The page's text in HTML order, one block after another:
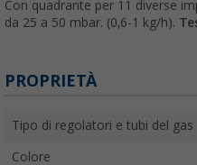
Con quadrante per 11 diverse
da 25 a 50 mbar. (0,6-1 kg/h).
PROPRIETÀ
Tipo di regolatori e tubi del gas
Colore